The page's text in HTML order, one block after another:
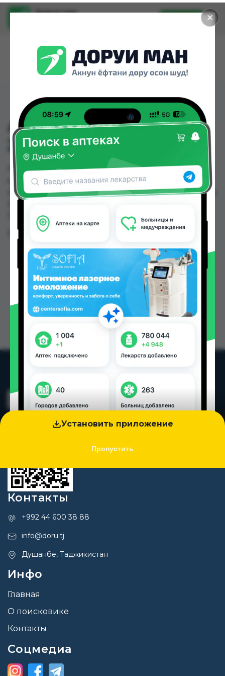
✕
Установить приложение
Пропустить
Доруи ман
Установить
АМОКСИТРАВ СУСП
250/5МЛ 1000МЛ
АМОКСИТРАВ СУСП 250/5МЛ 1000МЛ можно
купить или заказать в аптеках, Авиценна,
Аслфарм №2, Нишон №2 по цене от 24.00 TJS до
Таджикистана
Цена: от24.00 TJS
Контакты
+992 44 600 38 88
info@doru.tj
Душанбе, Таджикистан
Инфо
Главная
О поисковике
Контакты
Соцмедиа